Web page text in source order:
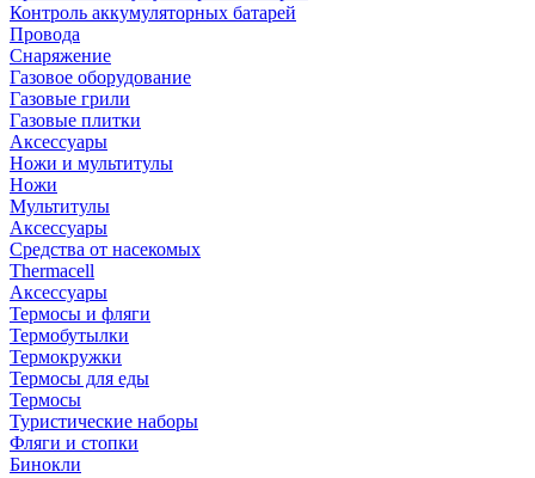
Контроль аккумуляторных батарей
Провода
Снаряжение
Газовое оборудование
Газовые грили
Газовые плитки
Аксессуары
Ножи и мультитулы
Ножи
Мультитулы
Аксессуары
Средства от насекомых
Thermacell
Аксессуары
Термосы и фляги
Термобутылки
Термокружки
Термосы для еды
Термосы
Туристические наборы
Фляги и стопки
Бинокли